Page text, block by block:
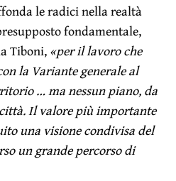
le radici nella realtà
fondamentale,
Tiboni,«per il lavoro che
la Variante generale al
… ma nessun piano, da
Il valore più importante
una visione condivisa del
un grande percorso di